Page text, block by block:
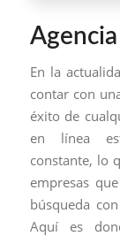
En la
contar con
éxito de
en línea
constante, lo
empresas
búsqueda
Aquí es